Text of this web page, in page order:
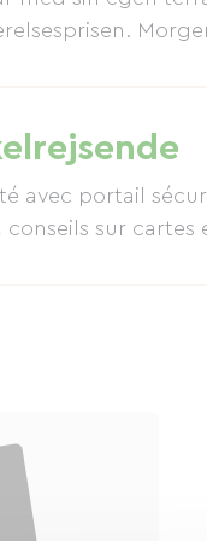
avec portail
conseils sur